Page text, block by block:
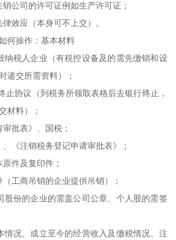
公司的许可证例如生产许可证；
效应（本身可不上交）。
何操作：基本材料
纳税人企业（有税控设备及的需先缴销和设
递交所需资料）；
止协议（到税务所领取表格后去银行终止，
材料）；
批表》、国税；
《注销税务登记申请审批表》；
件及复印件；
工商吊销的企业提供吊销）；
股份的企业的需盖公司公章、个人股的需签
情况、成立至今的经营收入及缴税情况、注